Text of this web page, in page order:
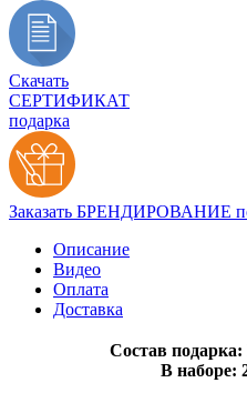
Скачать
СЕРТИФИКАТ
подарка
Заказать БРЕНДИРОВАНИЕ
Описание
Видео
Оплата
Доставка
Состав
В наборе: